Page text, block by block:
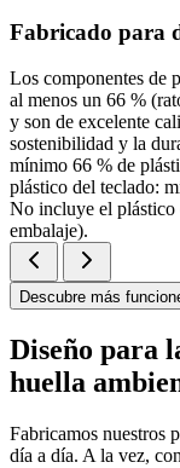
Fabricado para
Los componentes de
al menos un 66 %
y son de excelente
sostenibilidad y la
mínimo 66 % de
plástico del teclado:
No incluye el plástico
embalaje).
Descubre más
Diseño para
huella
Fabricamos nuestros
día a día. A la vez,